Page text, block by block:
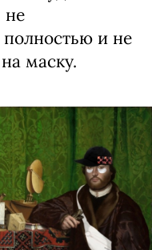
не
и не
маску.